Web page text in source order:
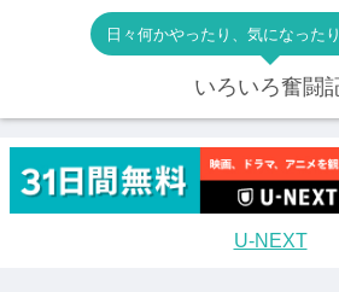
日々何かやったり、気になった
いろいろ奮闘
U-NEXT